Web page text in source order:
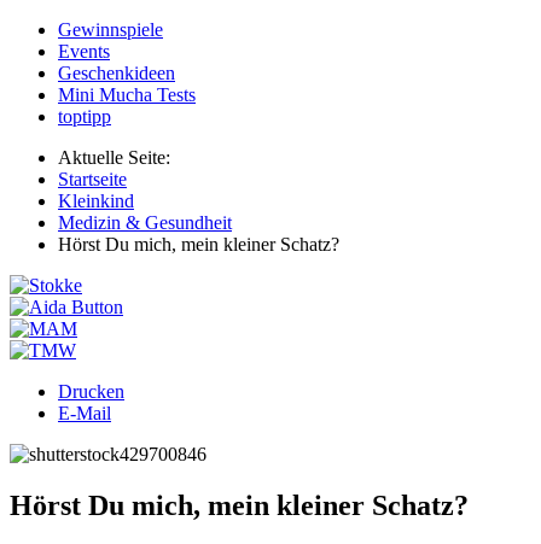
Gewinnspiele
Events
Geschenkideen
Mini Mucha Tests
toptipp
Aktuelle Seite:
Startseite
Kleinkind
Medizin & Gesundheit
Hörst Du mich, mein kleiner Schatz?
Drucken
E-Mail
Hörst Du mich, mein kleiner Schatz?